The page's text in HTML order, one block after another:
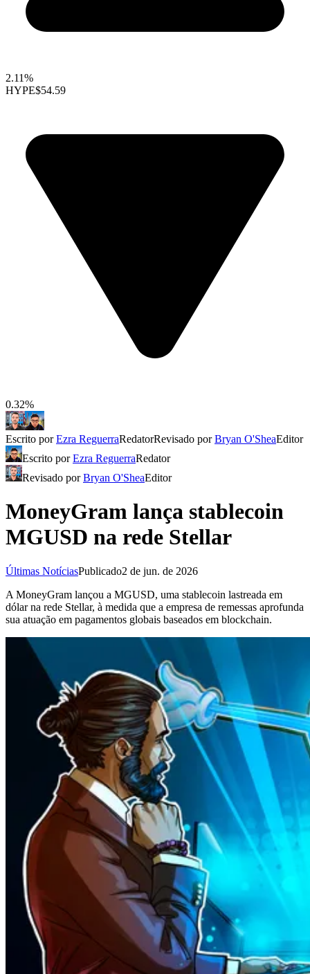
2.11%
HYPE$54.59
0.32%
Escrito porEzra ReguerraRedatorRevisado porBryan O'SheaEditor
Escrito porEzra ReguerraRedator
Revisado porBryan O'SheaEditor
MoneyGram lança stablecoin
MGUSD na rede Stellar
Últimas NotíciasPublicado2 de jun. de 2026
A MoneyGram lançou a MGUSD, uma stablecoin lastreada em
dólar na rede Stellar, à medida que a empresa de remessas aprofunda
sua atuação em pagamentos globais baseados em blockchain.